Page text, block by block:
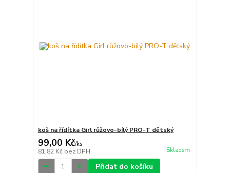
koš na řídítka Girl růžovo-bílý PRO-T dětský
99,00 Kč/ks
81,82 Kč bez DPH Skladem
Přidat do košíku